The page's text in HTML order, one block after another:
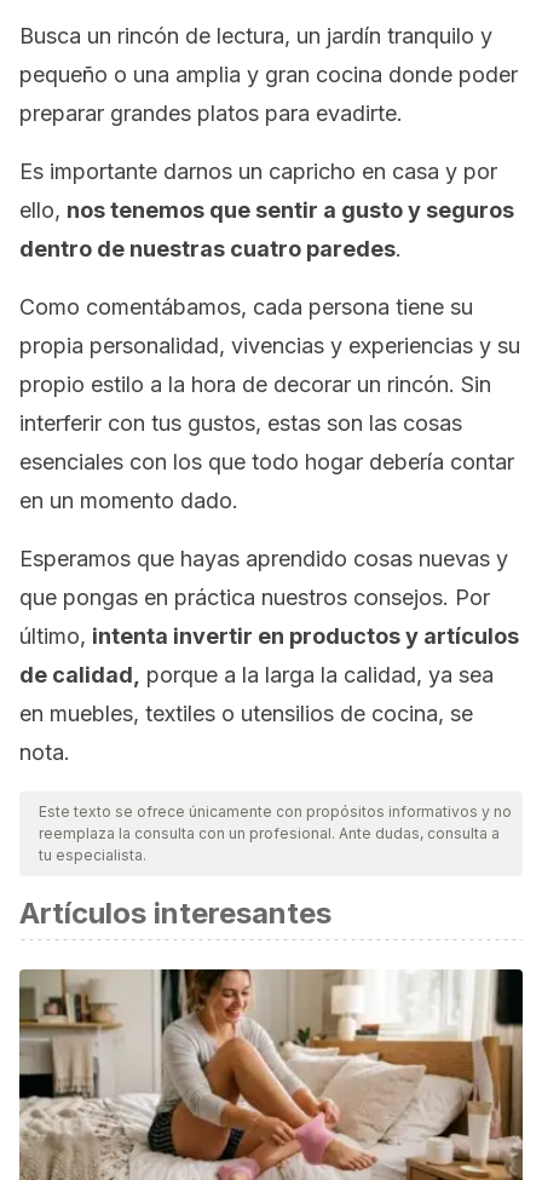
Busca un rincón de lectura, un jardín tranquilo y
pequeño o una amplia y gran cocina donde poder
preparar grandes platos para evadirte.
Es importante darnos un capricho en casa y por
ello, nos tenemos que sentir a gusto y seguros
dentro de nuestras cuatro paredes.
Como comentábamos, cada persona tiene su
propia personalidad, vivencias y experiencias y su
propio estilo a la hora de decorar un rincón. Sin
interferir con tus gustos, estas son las cosas
esenciales con los que todo hogar debería contar
en un momento dado.
Esperamos que hayas aprendido cosas nuevas y
que pongas en práctica nuestros consejos. Por
último, intenta invertir en productos y artículos
de calidad,
porque a la larga la calidad, ya sea
en muebles, textiles o utensilios de cocina, se
nota.
Este texto se ofrece únicamente con propósitos informativos y no
reemplaza la consulta con un profesional. Ante dudas, consulta a
tu especialista.
Artículos interesantes